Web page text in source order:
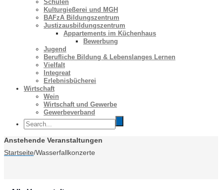
Schulen
Kulturgießerei und MGH
BAFzA Bildungszentrum
Justizausbildungszentrum
Appartements im Küchenhaus
Bewerbung
Jugend
Berufliche Bildung & Lebenslanges Lernen
Vielfalt
Integreat
Erlebnisbücherei
Wirtschaft
Wein
Wirtschaft und Gewerbe
Gewerbeverband
Anstehende Veranstaltungen
Startseite/Wasserfallkonzerte